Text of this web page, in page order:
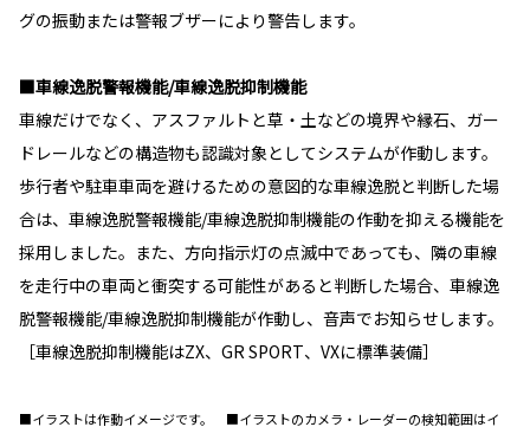
グの振動または警報ブザーにより警告します。
■車線逸脱警報機能/車線逸脱抑制機能
車線だけでなく、アスファルトと草・土などの境界や縁石、ガー
ドレールなどの構造物も認識対象としてシステムが作動します。
歩行者や駐車車両を避けるための意図的な車線逸脱と判断した場
合は、車線逸脱警報機能/車線逸脱抑制機能の作動を抑える機能を
採用しました。また、方向指示灯の点滅中であっても、隣の車線
を走行中の車両と衝突する可能性があると判断した場合、車線逸
脱警報機能/車線逸脱抑制機能が作動し、音声でお知らせします。
［車線逸脱抑制機能はZX、GR SPORT、VXに標準装備］
■イラストは作動イメージです。 ■イラストのカメラ・レーダーの検知範囲はイ